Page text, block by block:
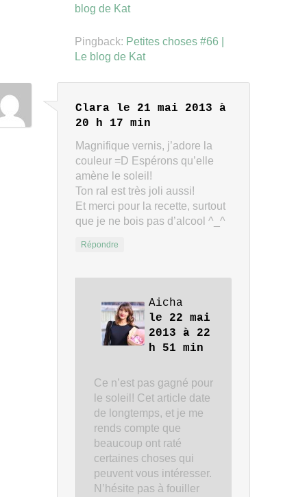
blog de Kat
Pingback: Petites choses #66 |
Le blog de Kat
Clara
le 21 mai 2013 à
20 h 17 min
Magnifique vernis, j’adore la
couleur =D Espérons qu’elle
amène le soleil!
Ton ral est très joli aussi!
Et merci pour la recette, surtout
que je ne bois pas d’alcool ^_^
Répondre
Aicha
le 22 mai
2013 à 22
h 51 min
Ce n’est pas gagné pour
le soleil! Cet article date
de longtemps, et je me
rends compte que
beaucoup ont raté
certaines choses qui
peuvent vous intéresser.
N’hésite pas à fouiller